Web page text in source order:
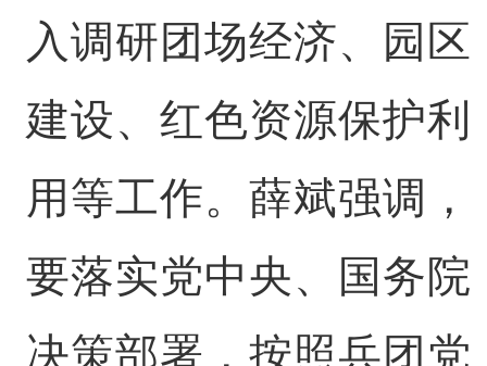
入调研团场经济、园区
建设、红色资源保护利
用等工作。薛斌强调，
要落实党中央、国务院
决策部署，按照兵团党